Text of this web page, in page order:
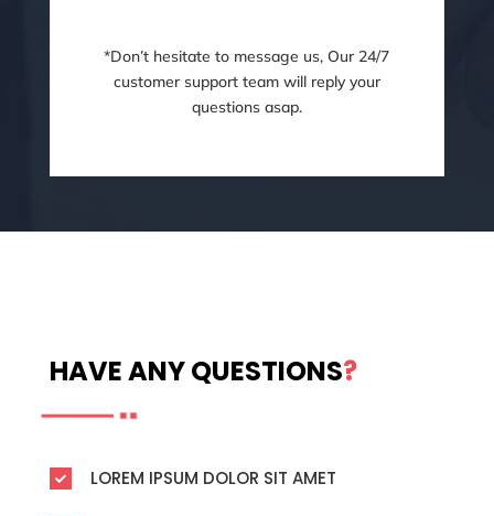
*Don’t hesitate to message us, Our 24/7
customer support team will reply your
questions asap.
HAVE ANY QUESTIONS?
 LOREM IPSUM DOLOR SIT AMET